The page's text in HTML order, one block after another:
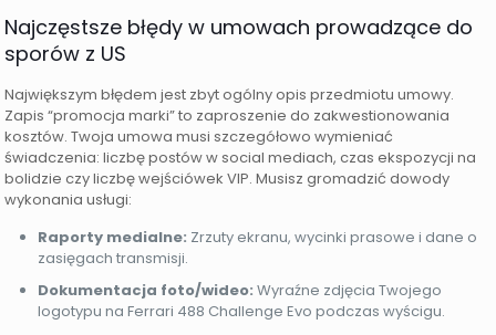
Najczęstsze błędy w umowach prowadzące do
sporów z US
Największym błędem jest zbyt ogólny opis przedmiotu umowy.
Zapis “promocja marki” to zaproszenie do zakwestionowania
kosztów. Twoja umowa musi szczegółowo wymieniać
świadczenia: liczbę postów w social mediach, czas ekspozycji na
bolidzie czy liczbę wejściówek VIP. Musisz gromadzić dowody
wykonania usługi:
Raporty medialne: Zrzuty ekranu, wycinki prasowe i dane o
zasięgach transmisji.
Dokumentacja foto/wideo: Wyraźne zdjęcia Twojego
logotypu na Ferrari 488 Challenge Evo podczas wyścigu.